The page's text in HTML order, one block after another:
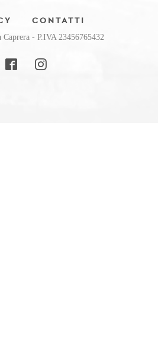
CONTATTI
- P.IVA 23456765432